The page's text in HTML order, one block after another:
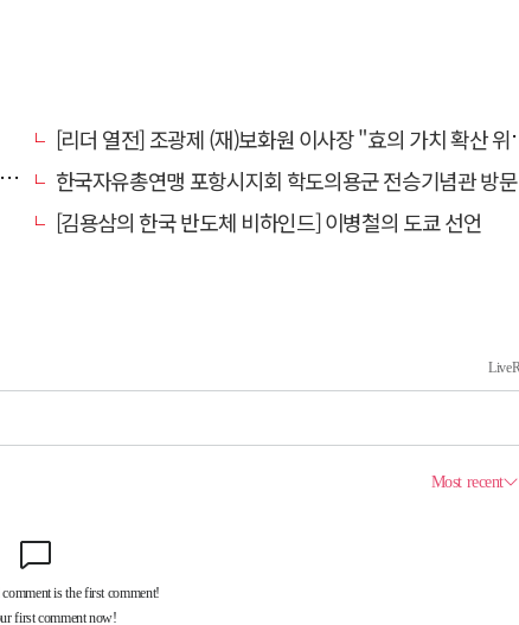
[리더 열전] 조광제 (재)보화원 이사장 "효의 가치 확산 위해 젊은층 참여 이끌어낼 것"
한국자유총연맹 포항시지회 학도의용군 전승기념관 방문
[김용삼의 한국 반도체 비하인드] 이병철의 도쿄 선언